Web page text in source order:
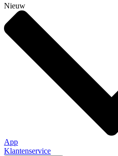
Nieuw
App
Klantenservice